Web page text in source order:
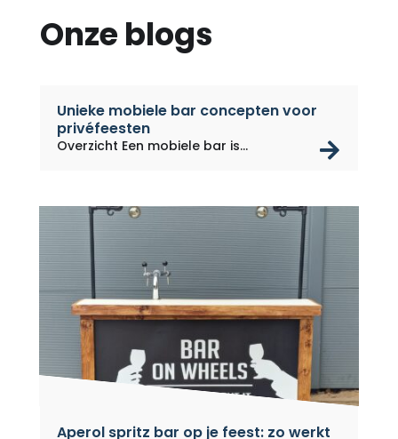
Onze blogs
Unieke mobiele bar concepten voor
privéfeesten
Overzicht Een mobiele bar is...
Aperol spritz bar op je feest: zo werkt